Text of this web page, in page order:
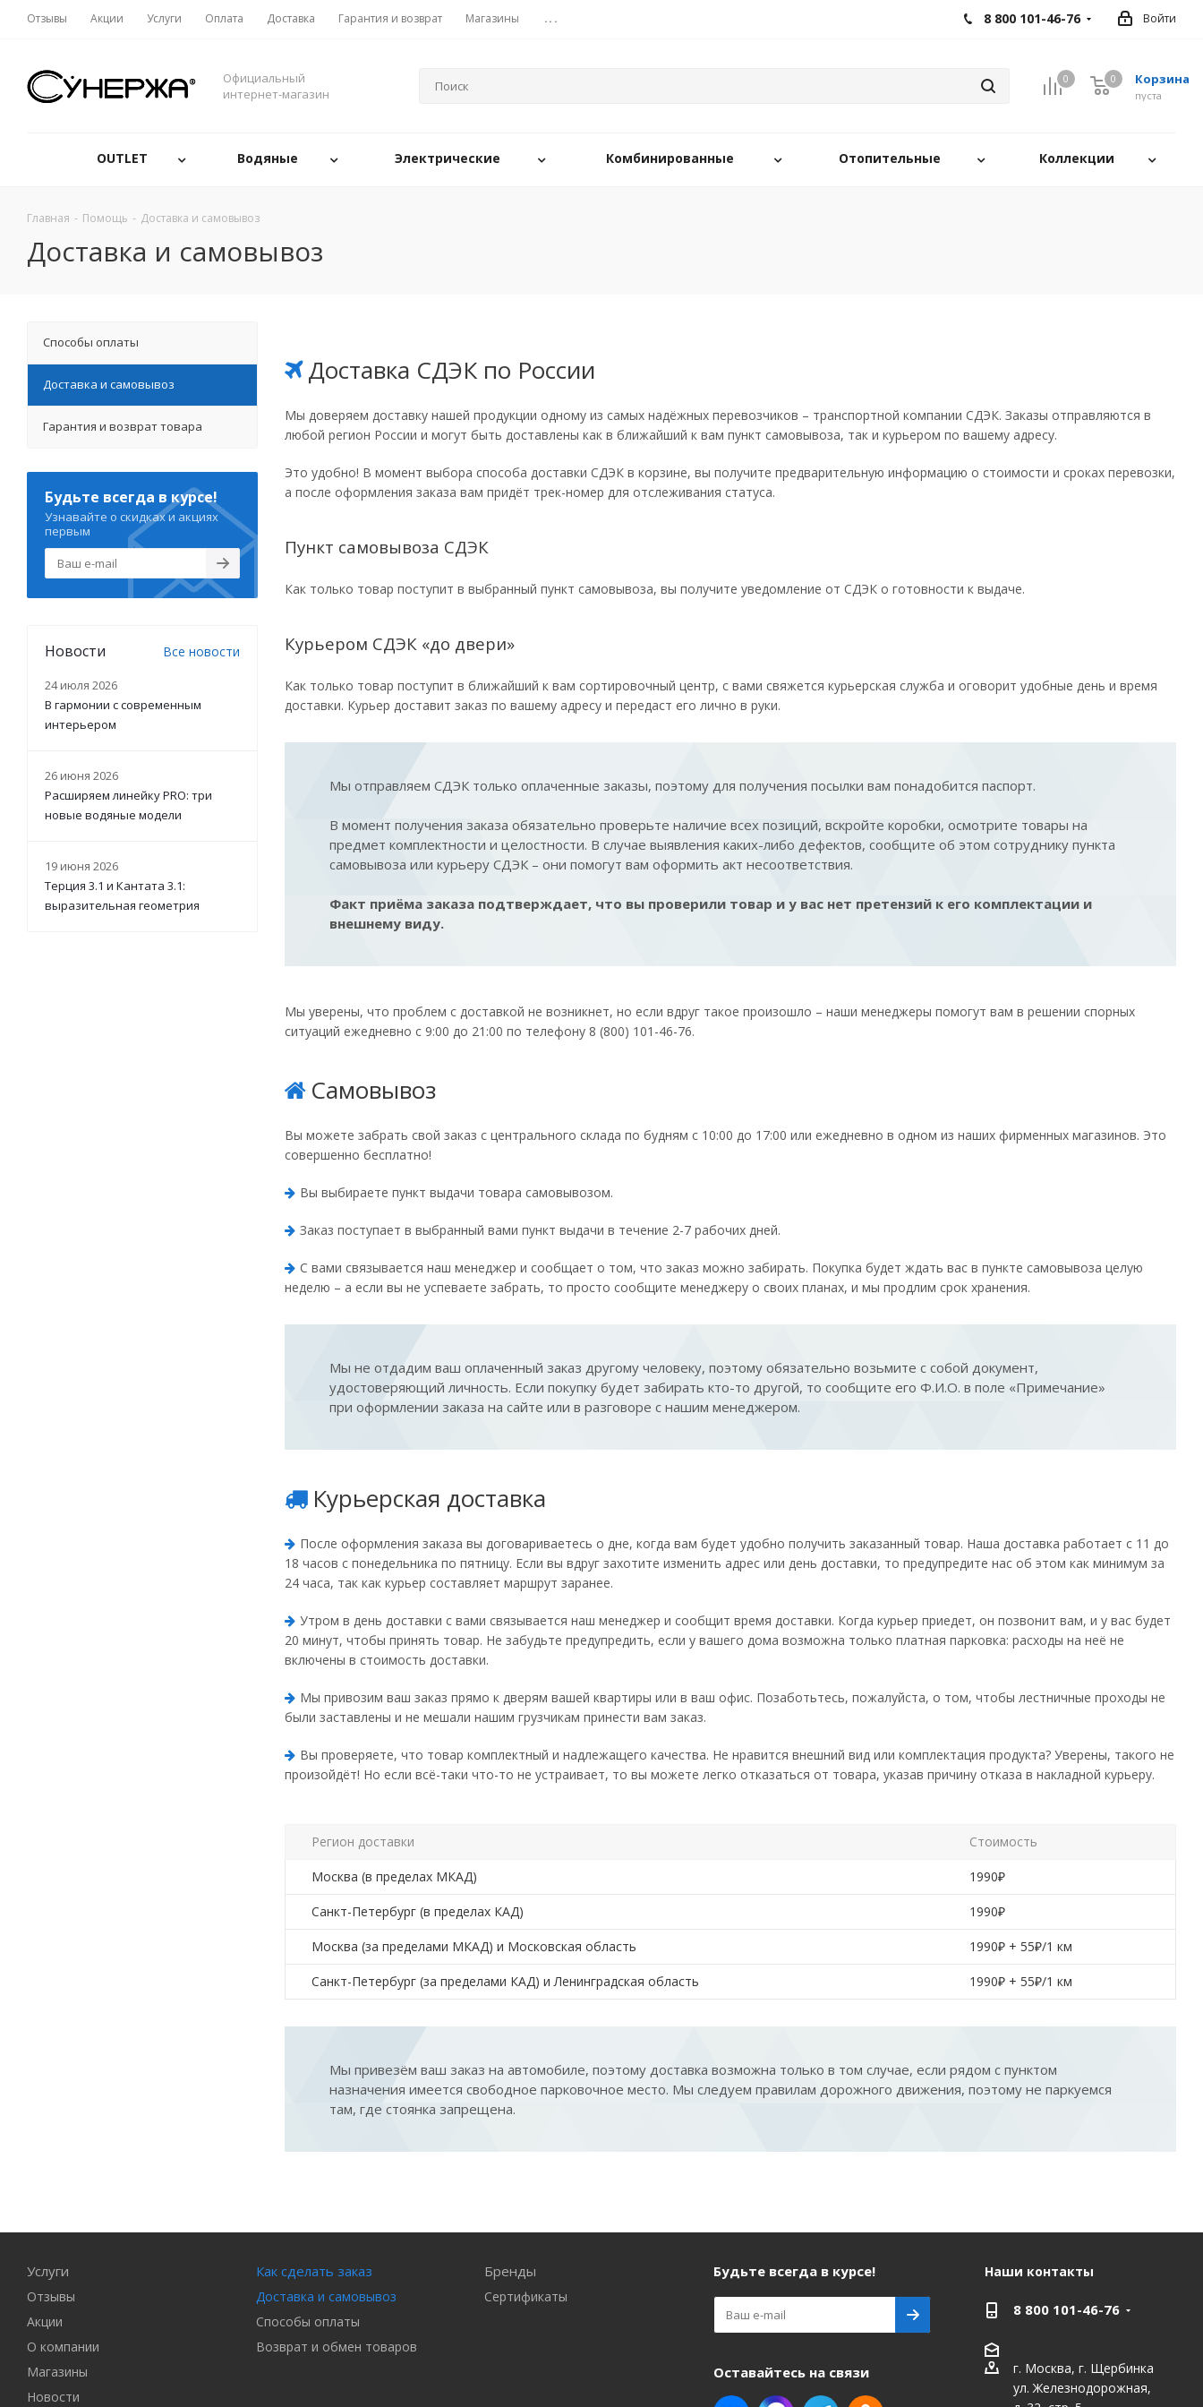
Отзывы Акции Услуги Оплата Доставка Гарантия и возврат Магазины ... Войти
8 800 101-46-76
Официальный
интернет-магазин
0 Корзина
0
пуста
0
OUTLET Водяные Электрические Комбинированные Отопительные Коллекции
Главная - Помощь - Доставка и самовывоз
Доставка и самовывоз
Доставка СДЭК по России
Мы доверяем доставку нашей продукции одному из самых надёжных перевозчиков – транспортной компании СДЭК. Заказы отправляются в
любой регион России и могут быть доставлены как в ближайший к вам пункт самовывоза, так и курьером по вашему адресу.
Это удобно! В момент выбора способа доставки СДЭК в корзине, вы получите предварительную информацию о стоимости и сроках перевозки,
а после оформления заказа вам придёт трек-номер для отслеживания статуса.
Пункт самовывоза СДЭК
Как только товар поступит в выбранный пункт самовывоза, вы получите уведомление от СДЭК о готовности к выдаче.
Курьером СДЭК «до двери»
Как только товар поступит в ближайший к вам сортировочный центр, с вами свяжется курьерская служба и оговорит удобные день и время
доставки. Курьер доставит заказ по вашему адресу и передаст его лично в руки.
Мы отправляем СДЭК только оплаченные заказы, поэтому для получения посылки вам понадобится паспорт.
В момент получения заказа обязательно проверьте наличие всех позиций, вскройте коробки, осмотрите товары на
предмет комплектности и целостности. В случае выявления каких-либо дефектов, сообщите об этом сотруднику пункта
самовывоза или курьеру СДЭК – они помогут вам оформить акт несоответствия.
Факт приёма заказа подтверждает, что вы проверили товар и у вас нет претензий к его комплектации и
внешнему виду.
Мы уверены, что проблем с доставкой не возникнет, но если вдруг такое произошло – наши менеджеры помогут вам в решении спорных
ситуаций ежедневно с 9:00 до 21:00 по телефону 8 (800) 101-46-76.
Самовывоз
Вы можете забрать свой заказ с центрального склада по будням с 10:00 до 17:00 или ежедневно в одном из наших фирменных магазинов. Это
совершенно бесплатно!
Вы выбираете пункт выдачи товара самовывозом.
Заказ поступает в выбранный вами пункт выдачи в течение 2-7 рабочих дней.
С вами связывается наш менеджер и сообщает о том, что заказ можно забирать. Покупка будет ждать вас в пункте самовывоза целую
неделю – а если вы не успеваете забрать, то просто сообщите менеджеру о своих планах, и мы продлим срок хранения.
Мы не отдадим ваш оплаченный заказ другому человеку, поэтому обязательно возьмите с собой документ,
удостоверяющий личность. Если покупку будет забирать кто-то другой, то сообщите его Ф.И.О. в поле «Примечание»
при оформлении заказа на сайте или в разговоре с нашим менеджером.
Курьерская доставка
После оформления заказа вы договариваетесь о дне, когда вам будет удобно получить заказанный товар. Наша доставка работает с 11 до
18 часов с понедельника по пятницу. Если вы вдруг захотите изменить адрес или день доставки, то предупредите нас об этом как минимум за
24 часа, так как курьер составляет маршрут заранее.
Утром в день доставки с вами связывается наш менеджер и сообщит время доставки. Когда курьер приедет, он позвонит вам, и у вас будет
20 минут, чтобы принять товар. Не забудьте предупредить, если у вашего дома возможна только платная парковка: расходы на неё не
включены в стоимость доставки.
Мы привозим ваш заказ прямо к дверям вашей квартиры или в ваш офис. Позаботьтесь, пожалуйста, о том, чтобы лестничные проходы не
были заставлены и не мешали нашим грузчикам принести вам заказ.
Вы проверяете, что товар комплектный и надлежащего качества. Не нравится внешний вид или комплектация продукта? Уверены, такого не
произойдёт! Но если всё-таки что-то не устраивает, то вы можете легко отказаться от товара, указав причину отказа в накладной курьеру.
Регион доставки Стоимость
Москва (в пределах МКАД) 1990₽
Санкт-Петербург (в пределах КАД) 1990₽
Москва (за пределами МКАД) и Московская область 1990₽ + 55₽/1 км
Санкт-Петербург (за пределами КАД) и Ленинградская область 1990₽ + 55₽/1 км
Мы привезём ваш заказ на автомобиле, поэтому доставка возможна только в том случае, если рядом с пунктом
назначения имеется свободное парковочное место. Мы следуем правилам дорожного движения, поэтому не паркуемся
там, где стоянка запрещена.
Способы оплаты
Доставка и самовывоз
Гарантия и возврат товара
Будьте всегда в курсе!
Узнавайте о скидках и акциях
первым
Новости Все новости
24 июля 2026
В гармонии с современным
интерьером
26 июня 2026
Расширяем линейку PRO: три
новые водяные модели
19 июня 2026
Терция 3.1 и Кантата 3.1:
выразительная геометрия
Услуги
Отзывы
Акции
О компании
Магазины
Новости
Как сделать заказ
Доставка и самовывоз
Способы оплаты
Возврат и обмен товаров
Бренды
Сертификаты
Будьте всегда в курсе!
Оставайтесь на связи
Наши контакты
8 800 101-46-76
г. Москва, г. Щербинка
ул. Железнодорожная,